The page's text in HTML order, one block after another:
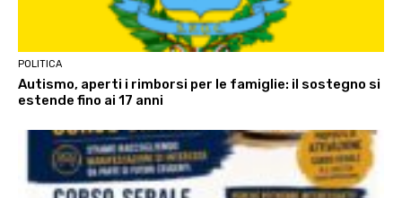
POLITICA
Autismo, aperti i rimborsi per le famiglie: il sostegno si
estende fino ai 17 anni